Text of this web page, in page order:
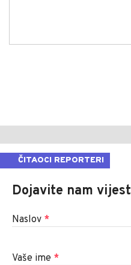
ČITAOCI REPORTERI
Dojavite nam vijest
Naslov *
Vaše ime *